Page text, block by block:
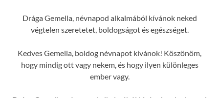
Drága Gemella, névnapod alkalmából kívánok neked
végtelen szeretetet, boldogságot és egészséget.
Kedves Gemella, boldog névnapot kívánok! Köszönöm,
hogy mindig ott vagy nekem, és hogy ilyen különleges
ember vagy.